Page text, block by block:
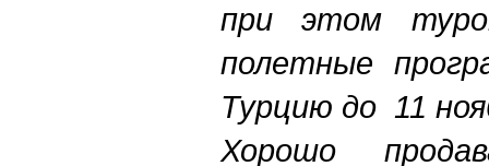
при этом
полетные
Турцию до 11
Хорошо